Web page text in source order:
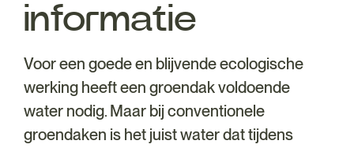
informatie
Voor een goede en blijvende ecologische
werking heeft een groendak voldoende
water nodig. Maar bij conventionele
groendaken is het juist water dat tijdens